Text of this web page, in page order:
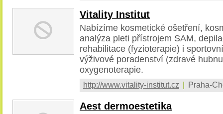
Vitality Institut
Nabízíme kosmetické ošetření,
analýza pleti přístrojem SAM,
rehabilitace (fyzioterapie) i
výživové poradenství (zdravé
oxygenoterapie.
http://www.vitality-institut.cz Praha-
Aest dermoestetika